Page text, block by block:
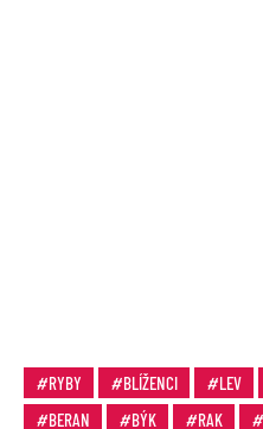
RYBY BLÍŽENCI LEV
BERAN
BÝK RAK